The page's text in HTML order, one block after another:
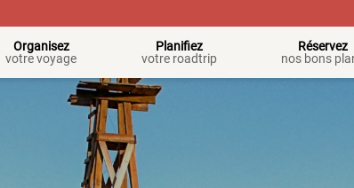
Organisez
votre voyage
Planifiez
votre roadtrip
Réservez
nos bons